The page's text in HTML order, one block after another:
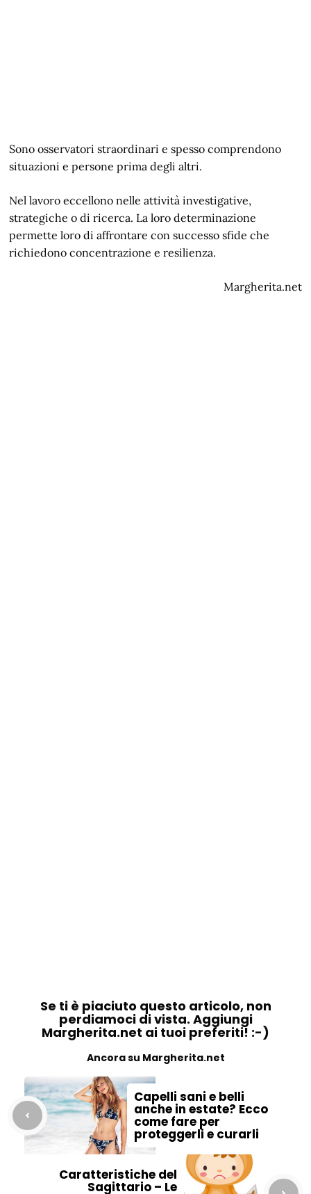
Sono osservatori straordinari e spesso comprendono
situazioni e persone prima degli altri.
Nel lavoro eccellono nelle attività investigative,
strategiche o di ricerca. La loro determinazione
permette loro di affrontare con successo sfide che
richiedono concentrazione e resilienza.
Margherita.net
Se ti è piaciuto questo articolo, non
perdiamoci di vista. Aggiungi
Margherita.net ai tuoi preferiti! :-)
Ancora su Margherita.net
Capelli sani e belli
anche in estate? Ecco
come fare per
proteggerli e curarli
Caratteristiche del
Sagittario – Le